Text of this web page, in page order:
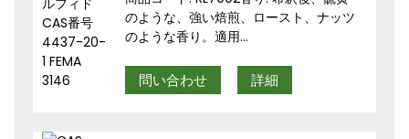
のような、強い焙煎、ロースト、ナッツ
のような香り。適用...
問い合わせ 詳細